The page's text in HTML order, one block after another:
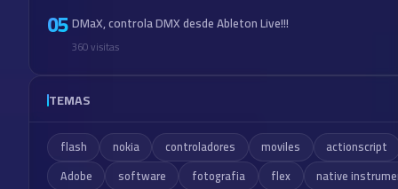
05DMaX, controla DMX desde Ableton Live!!!
360 visitas
TEMAS
flash nokia controladores moviles
actionscript
Adobe
software fotografia flex
native